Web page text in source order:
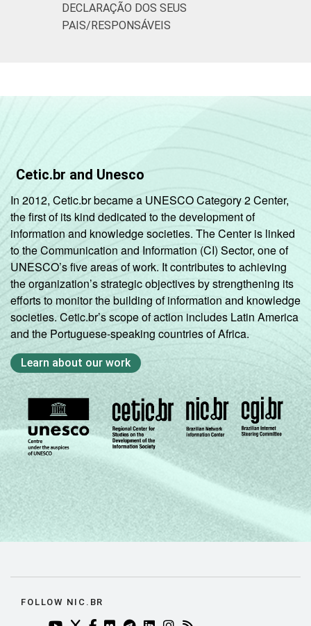
DECLARAÇÃO DOS SEUS
PAIS/RESPONSÁVEIS
Cetic.br and Unesco
In 2012, Cetic.br became a UNESCO Category 2 Center,
the first of its kind dedicated to the development of
information and knowledge societies. The Center is linked
to the Communication and Information (CI) Sector, one of
UNESCO’s five areas of work. It contributes to achieving
the organization’s strategic objectives by strengthening its
efforts to monitor the building of information and knowledge
societies. Cetic.br’s scope of action includes Latin America
and the Portuguese-speaking countries of Africa.
Learn about our work
FOLLOW NIC.BR